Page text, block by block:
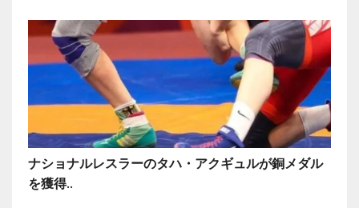
ナショナルレスラーのタハ・アクギュルが銅メダル
を獲得..